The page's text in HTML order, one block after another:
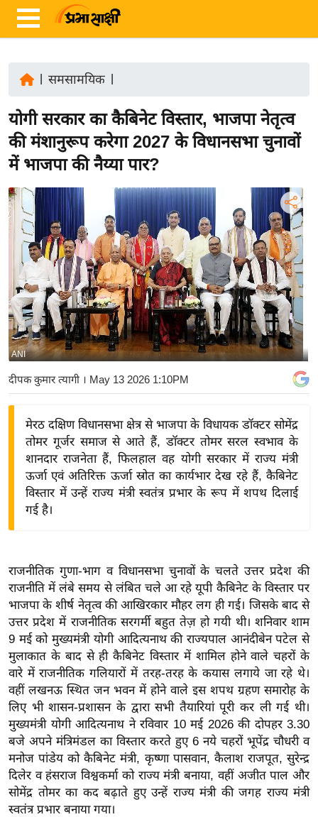
ज़ा
ख
ब
र
रा
ष्ट्री
य
अं
त
र्रा
ष्ट्री
य
बि
ज़
ने
द्यो
शे
ष
ज्ञ
रा
य
ब
ज
ट
खे
ल
क्रि
के
ट
समसामयिक
योगी सरकार का कैबिनेट विस्तार, भाजपा नेतृत्व
की मंशानुरूप करेगा 2027 के विधानसभा चुनावों
में भाजपा की नैय्या पार?
ANI
दीपक कुमार त्यागी । May 13 2026 1:10PM
मेरठ दक्षिण विधानसभा क्षेत्र से भाजपा के विधायक डॉक्टर सोमेंद्र
तोमर गूर्जर समाज से आते हैं, डॉक्टर तोमर सरल स्वभाव के
शानदार राजनेता हैं, फिलहाल वह योगी सरकार में राज्य मंत्री
ऊर्जा एवं अतिरिक्त ऊर्जा स्रोत का कार्यभार देख रहे हैं, कैबिनेट
विस्तार में उन्हें राज्य मंत्री स्वतंत्र प्रभार के रूप में शपथ दिलाई
गई है।
राजनीतिक गुणा-भाग व विधानसभा चुनावों के चलते उत्तर प्रदेश की
राजनीति में लंबे समय से लंबित चले आ रहे यूपी कैबिनेट के विस्तार पर
भाजपा के शीर्ष नेतृत्व की आखिरकार मौहर लग ही गई‌। जिसके बाद से
उत्तर प्रदेश में राजनीतिक सरगर्मी बहुत तेज़ हो गयी थी। शनिवार शाम
9 मई को मुख्यमंत्री योगी आदित्यनाथ की राज्यपाल आनंदीबेन पटेल से
मुलाकात के बाद से ही कैबिनेट विस्तार में शामिल होने वाले चहरों के
वारे में राजनीतिक गलियारों में तरह-तरह के कयास लगाये जा रहे थे।
वहीं लखनऊ स्थित जन भवन में होने वाले इस शपथ ग्रहण समारोह के
लिए भी शासन-प्रशासन के द्वारा सभी तैयारियां पूरी कर ली गई थी।
मुख्यमंत्री योगी आदित्यनाथ ने रविवार 10 मई 2026 की दोपहर 3.30
बजे अपने मंत्रिमंडल का विस्तार करते हुए 6 नये चहरों भूपेंद्र चौधरी व
मनोज पांडेय को कैबिनेट मंत्री, कृष्णा पासवान, कैलाश राजपूत, सुरेन्द्र
दिलेर व ⁠हंसराज विश्वकर्मा को राज्य मंत्री बनाया, वहीं अजीत पाल और
सोमेंद्र तोमर का कद बढ़ाते हुए उन्हें राज्य मंत्री की जगह राज्य मंत्री
स्वतंत्र प्रभार बनाया गया।